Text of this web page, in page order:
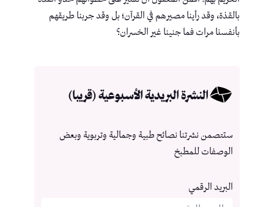
بالقذة، وقد رأينا مصيرهم في القرآن؛ بل وقد جربنا طريقهم
بأنفسنا مرات فما جنينا غير الخسران؟
النشرة البريدية الأسبوعية (قريبا)
ستتصمن نشرتنا نصائح طبية وجمالية وتربوية وبعض
الوصفات للمطبخ
البريد الرقمي